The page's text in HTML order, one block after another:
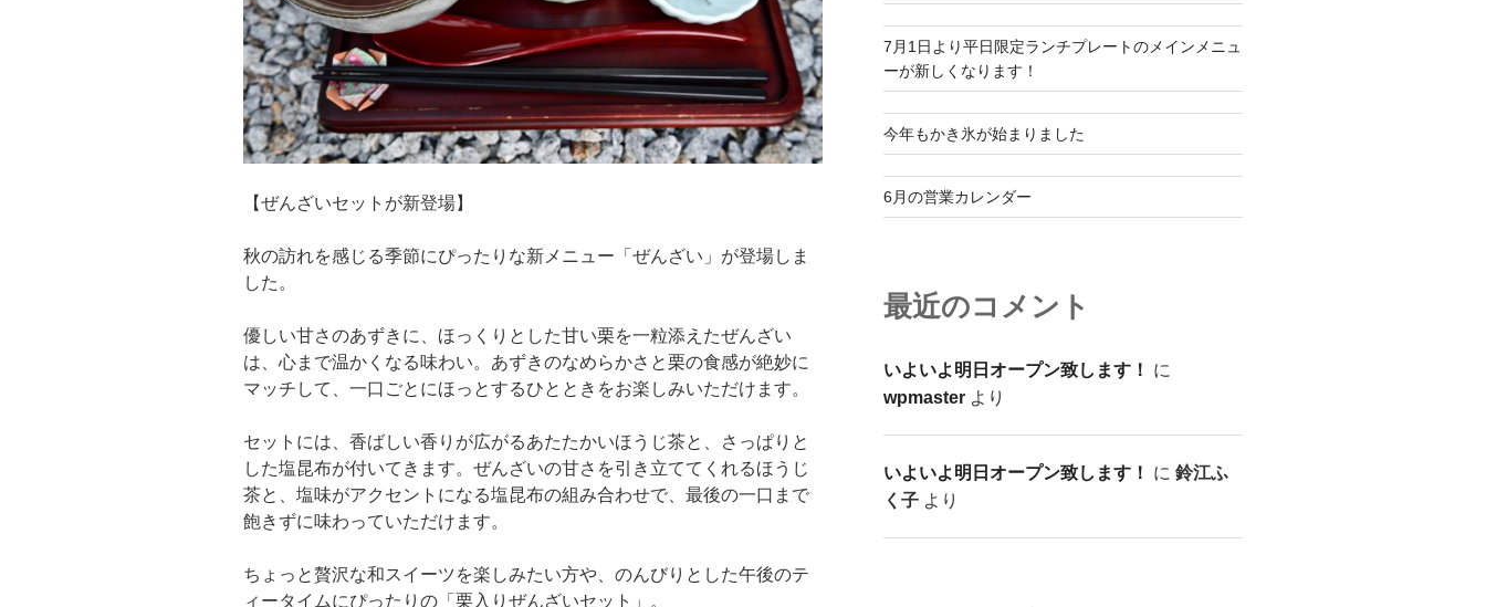
【ぜんざいセットが新登場】
秋の訪れを感じる季節にぴったりな新メニュー「ぜんざい」が登場しま
した。
優しい甘さのあずきに、ほっくりとした甘い栗を一粒添えたぜんざい
は、心まで温かくなる味わい。あずきのなめらかさと栗の食感が絶妙に
マッチして、一口ごとにほっとするひとときをお楽しみいただけます。
セットには、香ばしい香りが広がるあたたかいほうじ茶と、さっぱりと
した塩昆布が付いてきます。ぜんざいの甘さを引き立ててくれるほうじ
茶と、塩味がアクセントになる塩昆布の組み合わせで、最後の一口まで
飽きずに味わっていただけます。
ちょっと贅沢な和スイーツを楽しみたい方や、のんびりとした午後のテ
ィータイムにぴったりの「栗入りぜんざいセット」。
7月1日より平日限定ランチプレートのメインメニュ
ーが新しくなります！
今年もかき氷が始まりました
6月の営業カレンダー
最近のコメント
いよいよ明日オープン致します！
に
wpmasterより
いよいよ明日オープン致します！ に 鈴江ふ
く子より